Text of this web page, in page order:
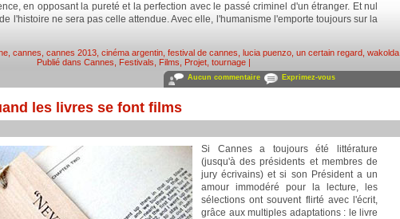
en opposant la pureté et la perfection avec le passé criminel d'un étranger. Et nul
l'histoire ne sera pas celle attendue. Avec elle, l'humanisme l'emporte toujours sur la
cannes cannes 2013 cinéma argentin festival de cannes lucia puenzo un certain regard wakolda
Publié dans Cannes Festivals Films Projet, tournage |
Aucun commentaire Exprimez-vous
les livres se font films
Si Cannes a toujours été littérature
(jusqu'à des présidents et membres de
jury écrivains) et si son Président a un
amour immodéré pour la lecture, les
sélections ont souvent flirté avec l'écrit,
grâce aux multiples adaptations : le livre